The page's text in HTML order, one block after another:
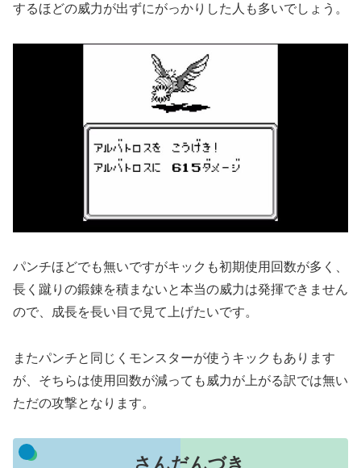
するほどの威力が出ずにがっかりした人も多いでしょう。
パンチほどでも無いですがキックも初期使用回数が多く、
長く蹴りの鍛錬を積まないと本当の威力は発揮できません
ので、成長を長い目で見て上げたいです。
またパンチと同じくモンスターが使うキックもあります
が、そちらは使用回数が減っても威力が上がる訳では無い
ただの攻撃となります。
さんだんづき